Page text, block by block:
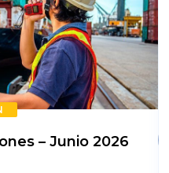
– Junio 2026